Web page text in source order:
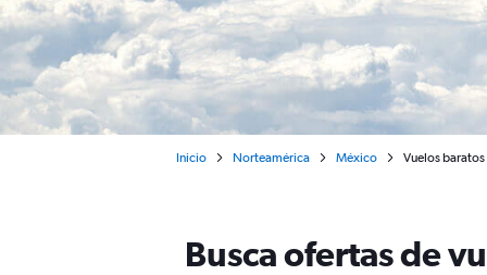
Inicio Norteamérica México Vuelos
Busca ofertas de